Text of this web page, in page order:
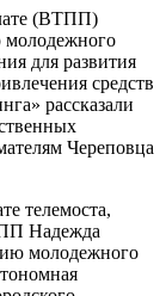
(ВТПП)
молодежного
для развития
средств
рассказали
Череповца
телемоста,
Надежда
молодежного